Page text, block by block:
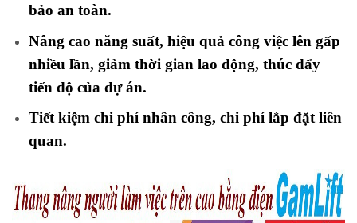
bảo an toàn.
Nâng cao năng suất, hiệu quả công việc lên gấp
nhiều lần, giảm thời gian lao động, thúc đẩy
tiến độ của dự án.
Tiết kiệm chi phí nhân công, chi phí lắp đặt liên
quan.